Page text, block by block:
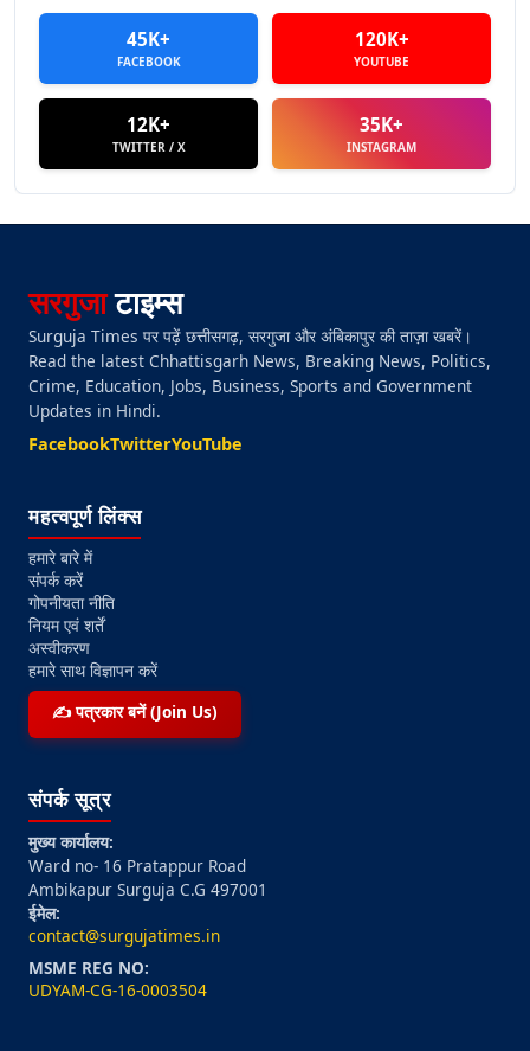
45K+
FACEBOOK
120K+
YOUTUBE
12K+
TWITTER / X
35K+
INSTAGRAM
सरगुजाटाइम्स
Surguja Times पर पढ़ें छत्तीसगढ़, सरगुजा और अंबिकापुर की ताज़ा खबरें।
Read the latest Chhattisgarh News, Breaking News, Politics,
Crime, Education, Jobs, Business, Sports and Government
Updates in Hindi.
FacebookTwitterYouTube
महत्वपूर्ण लिंक्स
हमारे बारे में
संपर्क करें
गोपनीयता नीति
नियम एवं शर्तें
अस्वीकरण
हमारे साथ विज्ञापन करें
✍️ पत्रकार बनें (Join Us)
संपर्क सूत्र
मुख्य कार्यालय:
Ward no- 16 Pratappur Road
Ambikapur Surguja C.G 497001
ईमेल:
contact@surgujatimes.in
MSME REG NO:
UDYAM-CG-16-0003504